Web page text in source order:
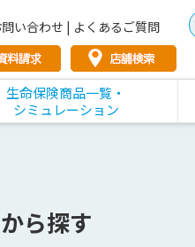
問い合わせ | よくあるご質問
生命保険商品一覧・
シミュレーション
ら探す